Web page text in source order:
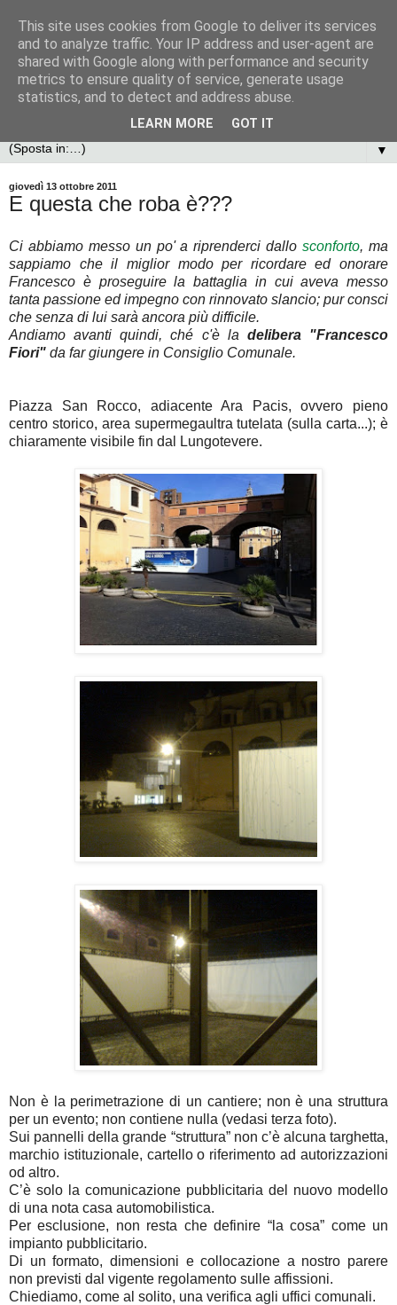
▼
giovedì 13 ottobre 2011
E questa che roba è???
Ci abbiamo messo un po' a riprenderci dallosconforto, ma
sappiamo che il miglior modo per ricordare ed onorare
Francesco è proseguire la battaglia in cui aveva messo
tanta passione ed impegno con rinnovato slancio; pur consci
che senza di lui sarà ancora più difficile.
Andiamo avanti quindi, ché c'è la delibera "Francesco
Fiori" da far giungere in Consiglio Comunale.
Piazza San Rocco, adiacente Ara Pacis, ovvero pieno
centro storico, area supermegaultra tutelata (sulla carta...); è
chiaramente visibile fin dal Lungotevere.
Non è la perimetrazione di un cantiere; non è una struttura
per un evento; non contiene nulla (vedasi terza foto).
Sui pannelli della grande “struttura” non c’è alcuna targhetta,
marchio istituzionale, cartello o riferimento ad autorizzazioni
od altro.
C’è solo la comunicazione pubblicitaria del nuovo modello
di una nota casa automobilistica.
Per esclusione, non resta che definire “la cosa” come un
impianto pubblicitario.
Di un formato, dimensioni e collocazione a nostro parere
non previsti dal vigente regolamento sulle affissioni.
Chiediamo, come al solito, una verifica agli uffici comunali.
This site uses cookies from Google to deliver its services
and to analyze traffic. Your IP address and user-agent are
shared with Google along with performance and security
metrics to ensure quality of service, generate usage
statistics, and to detect and address abuse.
LEARN MORE GOT IT